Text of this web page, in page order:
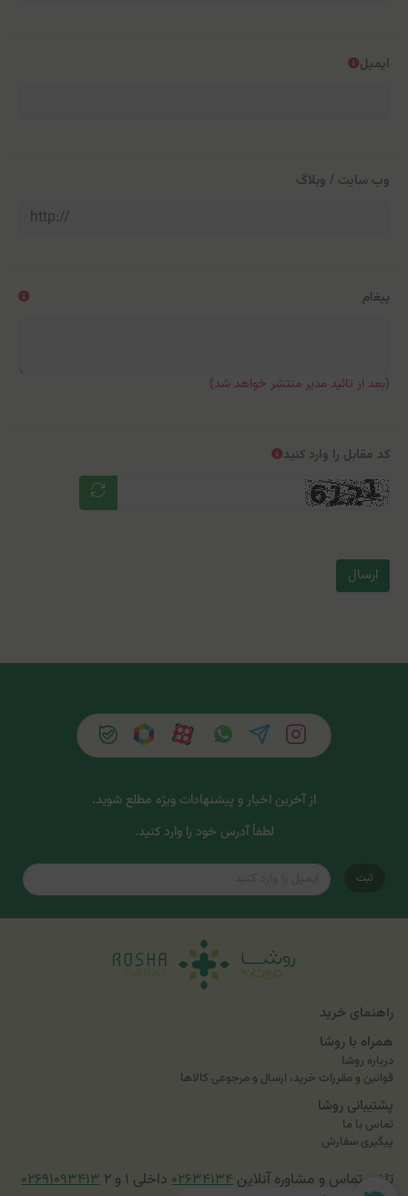
ایمیل
وب سایت / وبلاگ
پیغام
(بعد از تائید مدیر منتشر خواهد شد)
کد مقابل را وارد کنید
ارسال
از آخرین اخبار و پیشنهادات ویژه مطلع شوید.
لطفاً آدرس خود را وارد کنید.
ثبت
راهنمای خرید
همراه با روشا
درباره روشا
قوانین و مقررات خرید، ارسال و مرجوعی کالاها
پشتیبانی روشا
تماس با ما
پیگیری سفارش
تلفن تماس و مشاوره آنلاین ۰۲۶۳۴۱۳۴ داخلی ۱ و ۲ ۰۲۶۹۱۰۹۳۴۱۳